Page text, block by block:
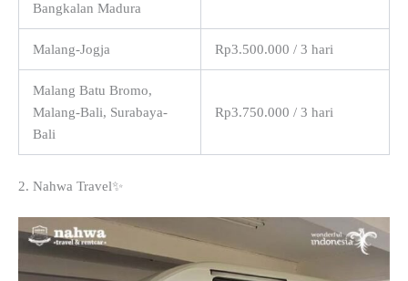
Bangkalan Madura
Malang-Jogja Rp3.500.000 / 3 hari
Malang Batu Bromo,
Malang-Bali, Surabaya-
Bali
Rp3.750.000 / 3 hari
2. Nahwa Travel✨